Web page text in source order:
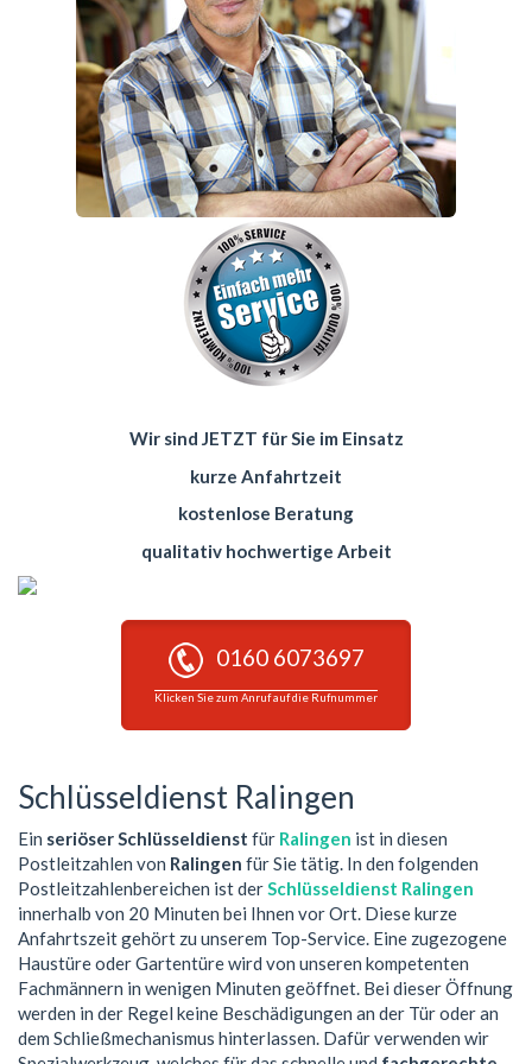
Wir sind JETZT für Sie im Einsatz
kurze Anfahrtzeit
kostenlose Beratung
qualitativ hochwertige Arbeit
0160 6073697
Klicken Sie zum Anruf auf die Rufnummer
Schlüsseldienst Ralingen
Ein seriöser Schlüsseldienst für Ralingen ist in diesen
Postleitzahlen von Ralingen für Sie tätig. In den folgenden
Postleitzahlenbereichen ist derSchlüsseldienst Ralingen
innerhalb von 20 Minuten bei Ihnen vor Ort. Diese kurze
Anfahrtszeit gehört zu unserem Top-Service. Eine zugezogene
Haustüre oder Gartentüre wird von unseren kompetenten
Fachmännern in wenigen Minuten geöffnet. Bei dieser Öffnung
werden in der Regel keine Beschädigungen an der Tür oder an
dem Schließmechanismus hinterlassen. Dafür verwenden wir